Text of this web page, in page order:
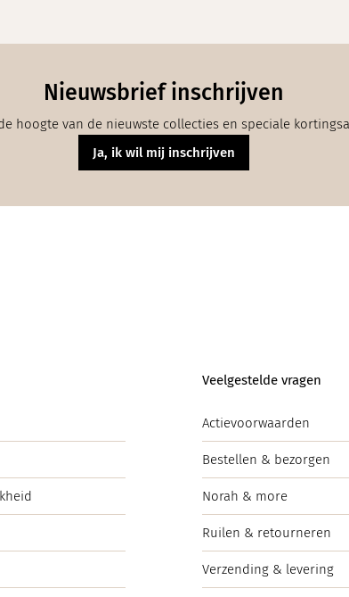
Nieuwsbrief inschrijven
hoogte van de nieuwste collecties en speciale
Ja, ik wil mij inschrijven
Veelgestelde vragen
Actievoorwaarden
Bestellen & bezorgen
Norah & more
Ruilen & retourneren
Verzending & levering